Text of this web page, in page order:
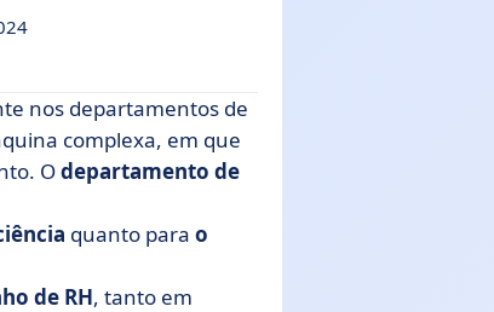
nos departamentos de
complexa, em que
Odepartamento de
quanto para o
de RH, tanto em